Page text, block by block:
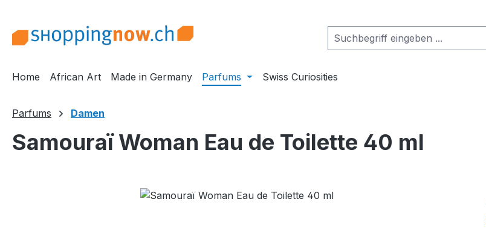
Home African Art Made in Germany Parfums Swiss Curiosities
Parfums Damen
Samouraï Woman Eau de Toilette 40 ml